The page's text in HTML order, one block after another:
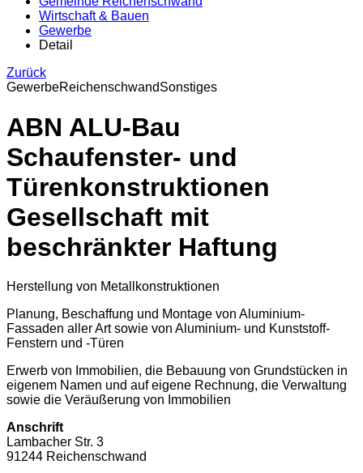
Wirtschaft & Bauen
Gewerbe
Detail
Zurück
GewerbeReichenschwandSonstiges
ABN ALU-Bau
Schaufenster- und
Türenkonstruktionen
Gesellschaft mit
beschränkter Haftung
Herstellung von Metallkonstruktionen
Planung, Beschaffung und Montage von Aluminium-
Fassaden aller Art sowie von Aluminium- und Kunststoff-
Fenstern und -Türen
Erwerb von Immobilien, die Bebauung von Grundstücken in
eigenem Namen und auf eigene Rechnung, die Verwaltung
sowie die Veräußerung von Immobilien
Anschrift
Lambacher Str. 3
91244 Reichenschwand